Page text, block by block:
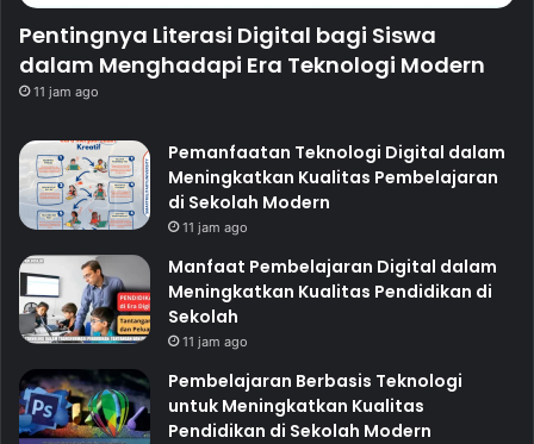
Pentingnya Literasi Digital bagi Siswa
dalam Menghadapi Era Teknologi Modern
11 jam ago
Pemanfaatan Teknologi Digital dalam
Meningkatkan Kualitas Pembelajaran
di Sekolah Modern
11 jam ago
Manfaat Pembelajaran Digital dalam
Meningkatkan Kualitas Pendidikan di
Sekolah
11 jam ago
Pembelajaran Berbasis Teknologi
untuk Meningkatkan Kualitas
Pendidikan di Sekolah Modern